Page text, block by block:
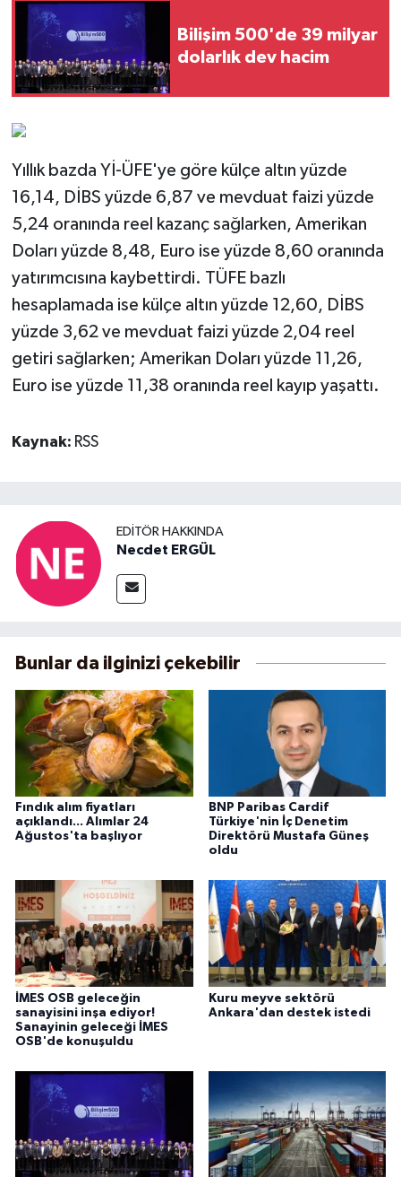
Bilişim 500'de 39 milyar
dolarlık dev hacim
Yıllık bazda Yİ-ÜFE'ye göre külçe altın yüzde
16,14, DİBS yüzde 6,87 ve mevduat faizi yüzde
5,24 oranında reel kazanç sağlarken, Amerikan
Doları yüzde 8,48, Euro ise yüzde 8,60 oranında
yatırımcısına kaybettirdi. TÜFE bazlı
hesaplamada ise külçe altın yüzde 12,60, DİBS
yüzde 3,62 ve mevduat faizi yüzde 2,04 reel
getiri sağlarken; Amerikan Doları yüzde 11,26,
Euro ise yüzde 11,38 oranında reel kayıp yaşattı.
Kaynak: RSS
EDITÖR HAKKINDA
Necdet ERGÜL
Bunlar da ilginizi çekebilir
Fındık alım fiyatları
açıklandı... Alımlar 24
Ağustos'ta başlıyor
BNP Paribas Cardif
Türkiye'nin İç Denetim
Direktörü Mustafa Güneş
oldu
İMES OSB geleceğin
sanayisini inşa ediyor!
Sanayinin geleceği İMES
OSB'de konuşuldu
Kuru meyve sektörü
Ankara'dan destek istedi